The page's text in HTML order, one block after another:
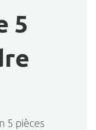
5
5 pièces